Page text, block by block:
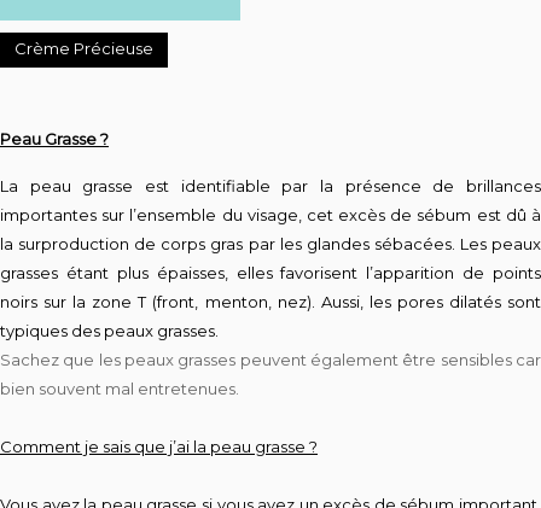
Crème Précieuse
Peau Grasse ?
La peau grasse est identifiable par la présence de brillances
importantes sur l’ensemble du visage, cet excès de sébum est dû à
la surproduction de corps gras par les glandes sébacées. Les peaux
grasses étant plus épaisses, elles favorisent l’apparition de points
noirs sur la zone T (front, menton, nez). Aussi, les pores dilatés sont
typiques des peaux grasses.
Sachez que les peaux grasses peuvent également être sensibles car
bien souvent mal entretenues.
Comment je sais que j’ai la peau grasse ?